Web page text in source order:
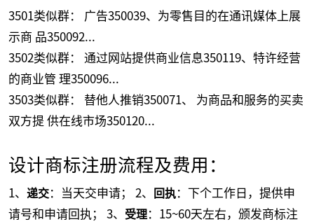
3501类似群： 广告350039、为零售目的在通讯媒体上展
示商 品350092...
3502类似群： 通过网站提供商业信息350119、特许经营
的商业管 理350096...
3503类似群： 替他人推销350071、 为商品和服务的买卖
双方提 供在线市场350120...
设计商标注册流程及费用：
1、 递交：当天交申请； 2、 回执：下个工作日，提供申
请号和申请回执； 3、 受理：15~60天左右，颁发商标注